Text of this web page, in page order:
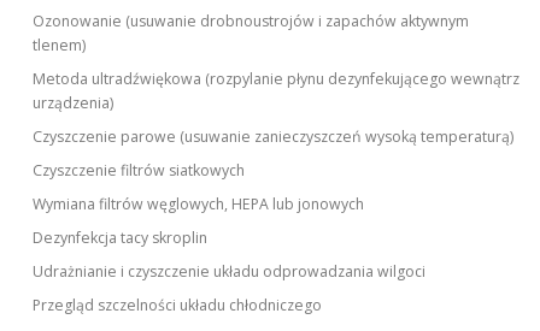
Ozonowanie (usuwanie drobnoustrojów i zapachów aktywnym
tlenem)
Metoda ultradźwiękowa (rozpylanie płynu dezynfekującego wewnątrz
urządzenia)
Czyszczenie parowe (usuwanie zanieczyszczeń wysoką temperaturą)
Czyszczenie filtrów siatkowych
Wymiana filtrów węglowych, HEPA lub jonowych
Dezynfekcja tacy skroplin
Udrażnianie i czyszczenie układu odprowadzania wilgoci
Przegląd szczelności układu chłodniczego